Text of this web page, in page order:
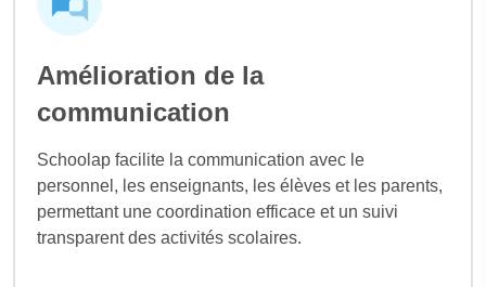
Amélioration de la
communication
Schoolap facilite la communication avec le
personnel, les enseignants, les élèves et les parents,
permettant une coordination efficace et un suivi
transparent des activités scolaires.